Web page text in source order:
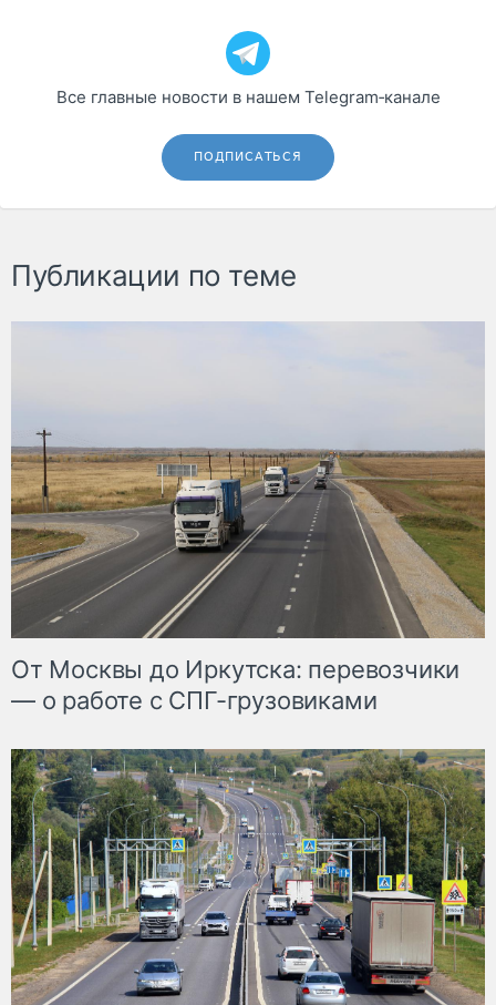
Все главные новости в нашем Telegram‑канале
ПОДПИСАТЬСЯ
Публикации по теме
От Москвы до Иркутска: перевозчики
— о работе с СПГ-грузовиками